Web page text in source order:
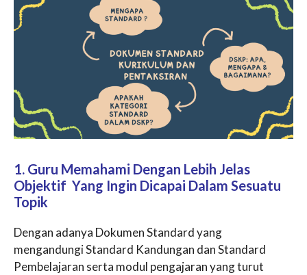
1. Guru Memahami Dengan Lebih Jelas
Objektif Yang Ingin Dicapai Dalam Sesuatu
Topik
Dengan adanya Dokumen Standard yang
mengandungi Standard Kandungan dan Standard
Pembelajaran serta modul pengajaran yang turut